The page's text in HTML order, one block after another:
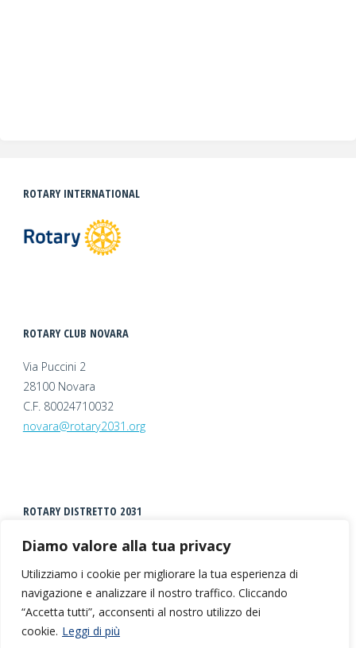
Diamo valore alla tua privacy
Utilizziamo i cookie per migliorare la tua esperienza di
navigazione e analizzare il nostro traffico. Cliccando
“Accetta tutti”, acconsenti al nostro utilizzo dei
cookie. Leggi di più
ROTARY INTERNATIONAL
ROTARY CLUB NOVARA
Via Puccini 2
28100 Novara
C.F. 80024710032
novara@rotary2031.org
ROTARY DISTRETTO 2031